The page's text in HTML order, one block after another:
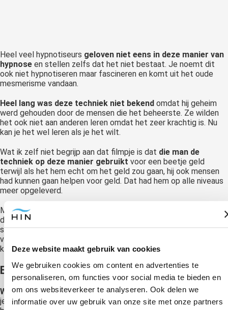
Deze website maakt gebruik van cookies
We gebruiken cookies om content en advertenties te
personaliseren, om functies voor social media te bieden en
om ons websiteverkeer te analyseren. Ook delen we
informatie over uw gebruik van onze site met onze partners
Heel veel hypnotiseurs geloven niet eens in deze manier van
hypnose en stellen zelfs dat het niet bestaat. Je noemt dit
ook niet hypnotiseren maar fascineren en komt uit het oude
mesmerisme vandaan.
Heel lang was deze techniek niet bekend omdat hij geheim
werd gehouden door de mensen die het beheerste. Ze wilden
het ook niet aan anderen leren omdat het zeer krachtig is. Nu
kan je het wel leren als je het wilt.
Wat ik zelf niet begrijp aan dat filmpje is dat die man de
techniek op deze manier gebruikt voor een beetje geld
terwijl als het hem echt om het geld zou gaan, hij ook mensen
had kunnen gaan helpen voor geld. Dat had hem op alle niveaus
meer opgeleverd.
Maar goed dat mag iedereen zelf bepalen natuurlijk. Ik ben blij
dat ik deze techniek steeds beter beheers om mensen nog
sneller te kunnen helpen. In Nederland ben je wat dat betreft
veilig voor deze manier van hypnose omdat vrijwel niemand dit
kan.
Een ander gevaar van hypnose
Wat misschien wel veel gevaarlijker is, zijn de suggesties die
je dagelijks binnenkrijgt. Mensen die hypnotische communicatie